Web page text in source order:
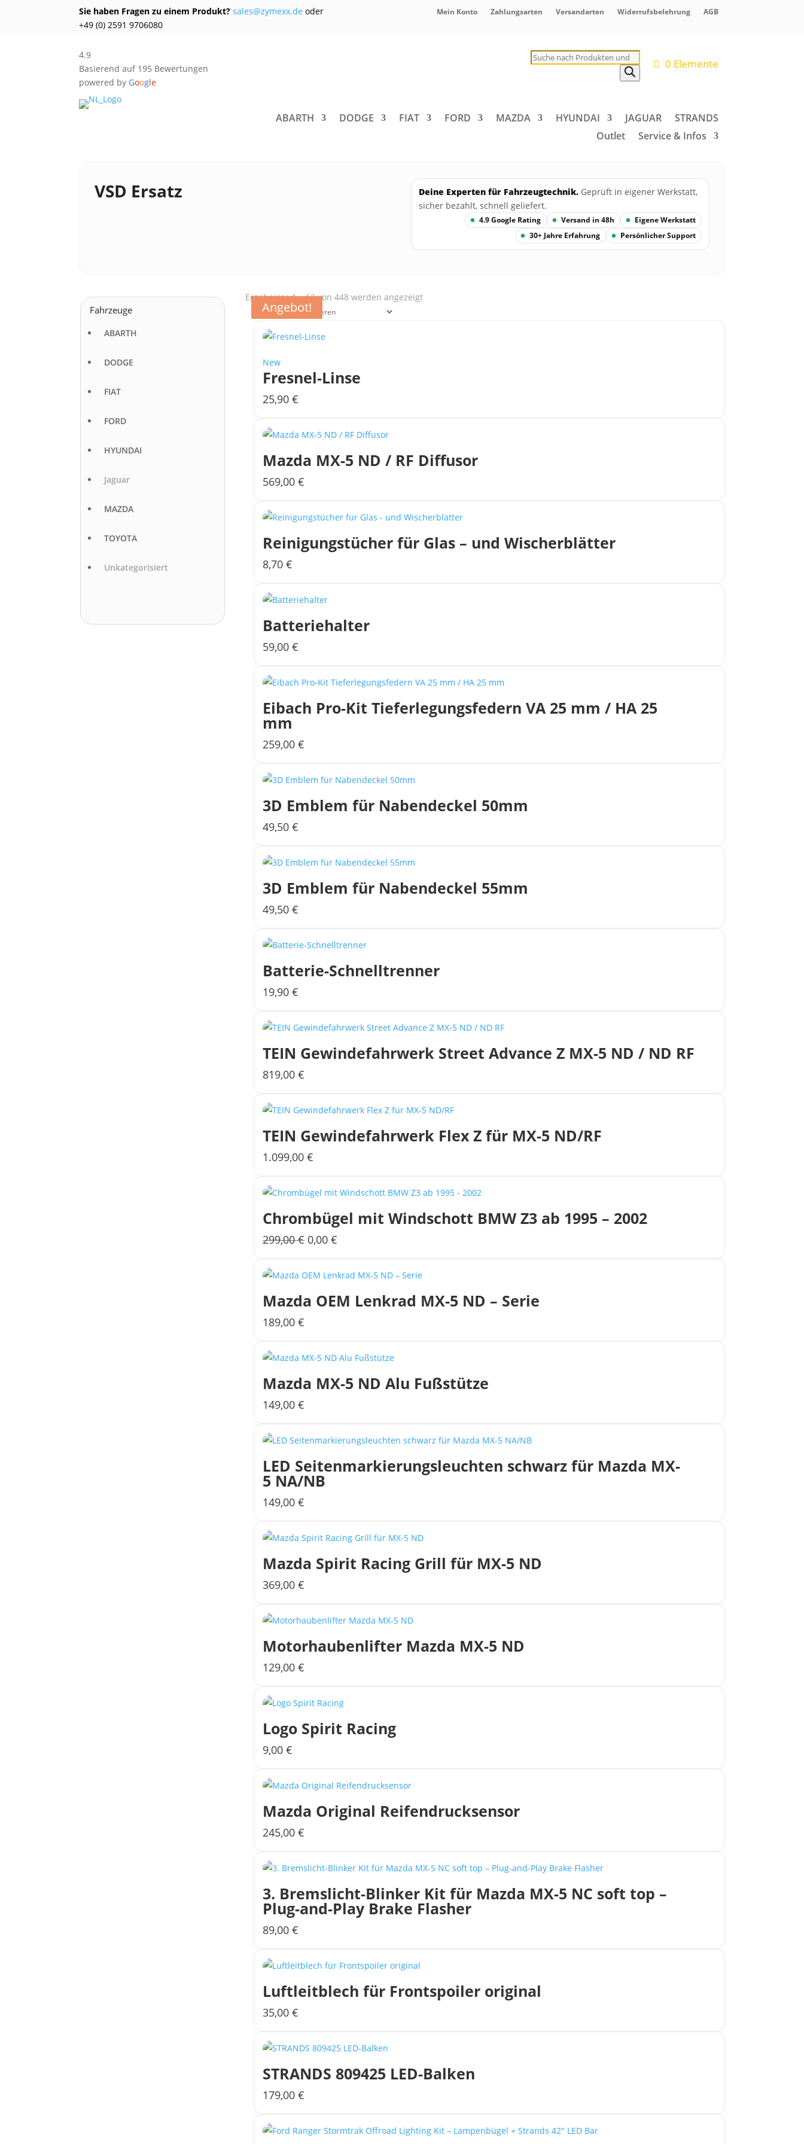
Sie haben Fragen zu einem Produkt? sales@zymexx.de oder
+49 (0) 2591 9706080
Mein Konto Zahlungsarten Versandarten Widerrufsbelehrung AGB
4.9
Basierend auf 195 Bewertungen
powered by Google
Products
search 0 Elemente
ABARTH DODGE FIAT FORD MAZDA HYUNDAI JAGUAR
STRANDS
Outlet
Service & Infos
VSD Ersatz Deine Experten für Fahrzeugtechnik. Geprüft in eigener Werkstatt,
sicher bezahlt, schnell geliefert.
4.9 Google Rating Versand in 48h
Eigene Werkstatt
30+ Jahre Erfahrung
Persönlicher Support
Fahrzeuge
ABARTH
DODGE
FIAT
FORD
HYUNDAI
Jaguar
MAZDA
TOYOTA
Unkategorisiert
Ergebnisse 1 – 62 von 448 werden angezeigtNach
New
Fresnel-Linse
25,90€
Mazda MX-5 ND / RF Diffusor
569,00€
Reinigungstücher für Glas – und Wischerblätter
8,70€
Batteriehalter
59,00€
Eibach Pro-Kit Tieferlegungsfedern VA 25 mm / HA 25
mm
259,00€
3D Emblem für Nabendeckel 50mm
49,50€
3D Emblem für Nabendeckel 55mm
49,50€
Batterie-Schnelltrenner
19,90€
TEIN Gewindefahrwerk Street Advance Z MX-5 ND / ND RF
819,00€
TEIN Gewindefahrwerk Flex Z für MX-5 ND/RF
1.099,00€
Angebot!
Chrombügel mit Windschott BMW Z3 ab 1995 – 2002
299,00€ Ursprünglicher
war:
0,00€
ist:
Mazda OEM Lenkrad MX-5 ND – Serie
189,00€
Mazda MX-5 ND Alu Fußstütze
149,00€
LED Seitenmarkierungsleuchten schwarz für Mazda MX-
5 NA/NB
149,00€
Mazda Spirit Racing Grill für MX-5 ND
369,00€
Motorhaubenlifter Mazda MX-5 ND
129,00€
Logo Spirit Racing
9,00€
weist
Varianten
können
auf
der
Produktseite
Mazda Original Reifendrucksensor
245,00€
3. Bremslicht-Blinker Kit für Mazda MX-5 NC soft top –
Plug-and-Play Brake Flasher
89,00€
Luftleitblech für Frontspoiler original
35,00€
weist
Varianten
können
STRANDS 809425 LED-Balken
179,00€
Angebot!
Angebot!
Angebot!